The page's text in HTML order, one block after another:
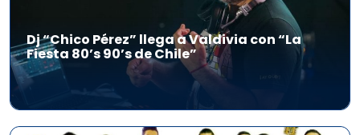
Dj “Chico Pérez” llega a Valdivia con “La
Fiesta 80’s 90’s de Chile”